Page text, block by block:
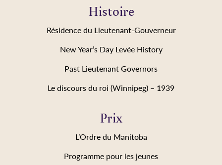
Histoire
Résidence du Lieutenant-Gouverneur
New Year’s Day Levée History
Past Lieutenant Governors
Le discours du roi (Winnipeg) – 1939
Prix
L’Ordre du Manitoba
Programme pour les jeunes